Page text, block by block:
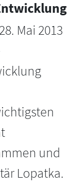
Mai 2013
und
Lopatka.